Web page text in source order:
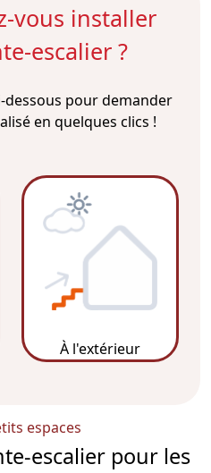
vous installer
escalier ?
dessous pour demander
en quelques clics !
À l'extérieur
espaces
escalier pour les